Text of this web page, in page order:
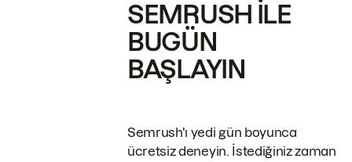
SEMRUSH ILE
BUGÜN
BAŞLAYIN
Semrush'ı yedi gün boyunca
ücretsiz deneyin. İstediğiniz zaman